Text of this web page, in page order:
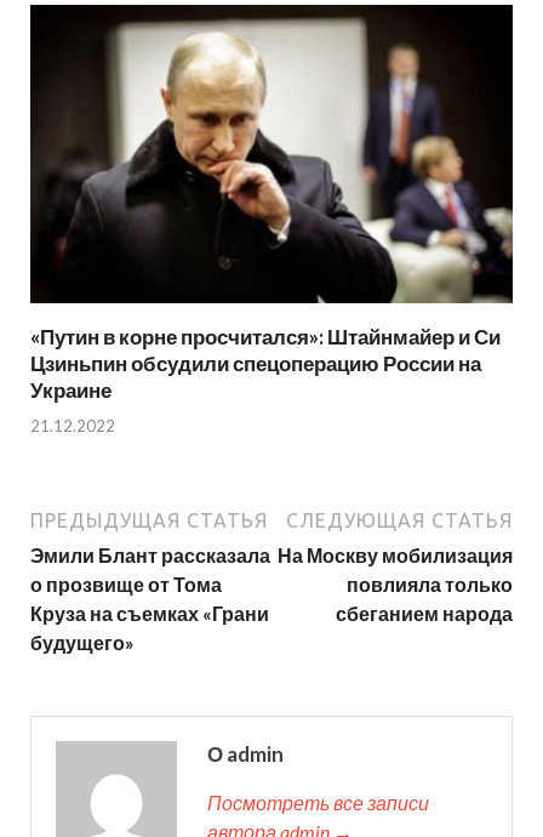
«Путин в корне просчитался»: Штайнмайер и Си
Цзиньпин обсудили спецоперацию России на
Украине
21.12.2022
ПРЕДЫДУЩАЯ СТАТЬЯ
Эмили Блант рассказала
о прозвище от Тома
Круза на съемках «Грани
будущего»
СЛЕДУЮЩАЯ СТАТЬЯ
На Москву мобилизация
повлияла только
сбеганием народа
О admin
Посмотреть все записи
автора admin →